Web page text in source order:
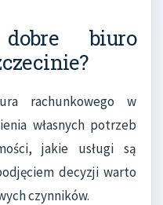
biuro
rachunkowego w
własnych potrzeb
jakie usługi są
decyzji warto
czynników.